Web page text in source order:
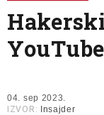
Propaganda
Informer
04. sep 2023.
IZVOR:
Insajder